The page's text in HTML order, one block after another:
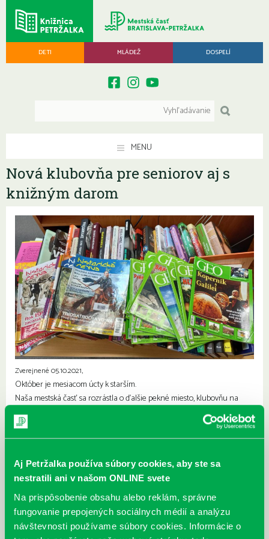
Aj Petržalka používa súbory cookies, aby ste sa
nestratili ani v našom ONLINE svete
Na prispôsobenie obsahu alebo reklám, správne
fungovanie prepojených sociálnych médií a analýzu
návštevnosti používame súbory cookies. Informácie o
DETI MLÁDEŽ DOSPELÍ
MENU
Nová klubovňa pre seniorov aj s
knižným darom
Zverejnené 05.10.2021,
Október je mesiacom úcty k starším.
Naša mestská časť sa rozrástla o ďalšie pekné miesto, klubovňu na
Osuského ulici, kde sa môžu seniori pravidelne stretávať pri rôznych
klubových, športových, záujmových a vzdelávacích činnostiach.
Petržalská knižnica venuje do klubovne cca sto kníh a 30 časopisov